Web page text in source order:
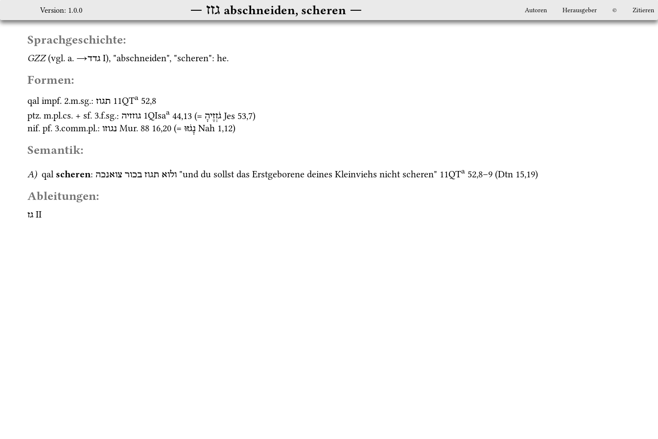
גזז abschneiden, scheren
Version: 1.0.0 Autoren Herausgeber © Zitieren
Sprachgeschichte:
GZZ (vgl. a. →גדד ‎ I), "abschneiden", "scheren": he.
Formen:
qal impf. 2.m.sg.: תגוז 11QTa 52,8
ptz. m.pl.cs. + sf. 3.f.sg.: גוזזיה 1QIsaa 44,13 (= גֹזְזֶיהָ Jes 53,7)
nif. pf. 3.comm.pl.: נגוזו Mur. 88 16,20 (= נָגֹזּוּ Nah 1,12)
Semantik:
A) qal scheren: ולוא תגוז בכור צואנכה "und du sollst das Erstgeborene deines Kleinviehs nicht scheren" 11QTa 52,8–9 (Dtn 15,19)
Ableitungen:
גז ‎ II